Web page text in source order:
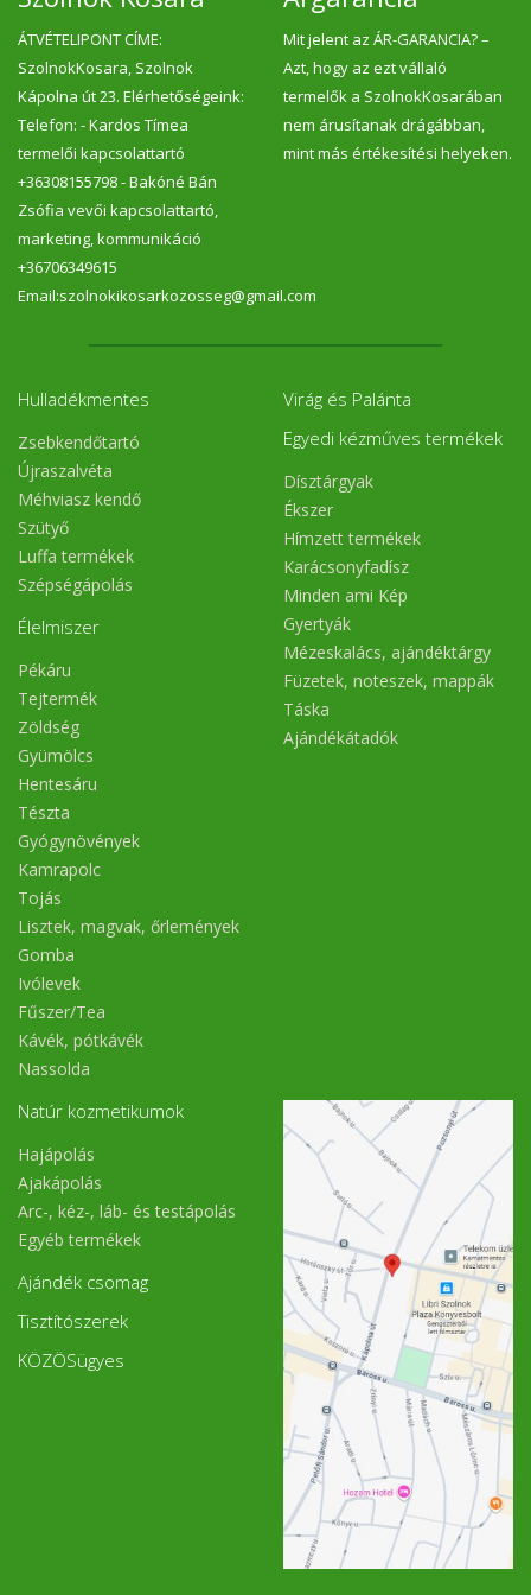
ÁTVÉTELIPONT CÍME:
SzolnokKosara, Szolnok
Kápolna út 23. Elérhetőségeink:
Telefon: - Kardos Tímea
termelői kapcsolattartó
+36308155798 - Bakóné Bán
Zsófia vevői kapcsolattartó,
marketing, kommunikáció
+36706349615
Email:szolnokikosarkozosseg@gmail.com
Mit jelent az ÁR-GARANCIA? –
Azt, hogy az ezt vállaló
termelők a SzolnokKosarában
nem árusítanak drágábban,
mint más értékesítési helyeken.
Hulladékmentes
Zsebkendőtartó
Újraszalvéta
Méhviasz kendő
Szütyő
Luffa termékek
Szépségápolás
Élelmiszer
Pékáru
Tejtermék
Zöldség
Gyümölcs
Hentesáru
Tészta
Gyógynövények
Kamrapolc
Tojás
Lisztek, magvak, őrlemények
Gomba
Ivólevek
Fűszer/Tea
Kávék, pótkávék
Nassolda
Virág és Palánta
Egyedi kézműves termékek
Dísztárgyak
Ékszer
Hímzett termékek
Karácsonyfadísz
Minden ami Kép
Gyertyák
Mézeskalács, ajándéktárgy
Füzetek, noteszek, mappák
Táska
Ajándékátadók
Natúr kozmetikumok
Hajápolás
Ajakápolás
Arc-, kéz-, láb- és testápolás
Egyéb termékek
Ajándék csomag
Tisztítószerek
KÖZÖSügyes